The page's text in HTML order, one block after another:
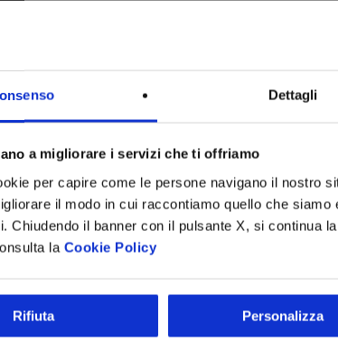
Dettagli
a migliorare i servizi che ti offriamo
per capire come le persone navigano il nostro
il modo in cui raccontiamo quello che
Chiudendo il banner con il pulsante X, si continua
la Cookie Policy
Rifiuta Personalizza
di API funzionanti per poter
dell’applicazione in modo
componenti vengono sviluppati
un problema di sincronizzazione in grado
adottata.
ci vuole
correggere e implementare le API
le competenze e i tool del caso.
lo sviluppo ad essere oneroso in